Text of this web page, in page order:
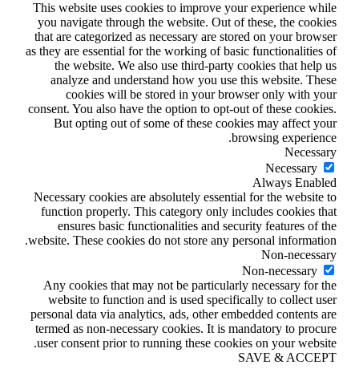
This website uses cookies to improve your experience while
you navigate through the website. Out of these, the cookies
that are categorized as necessary are stored on your browser
as they are essential for the working of basic functionalities of
the website. We also use third-party cookies that help us
analyze and understand how you use this website. These
cookies will be stored in your browser only with your
consent. You also have the option to opt-out of these cookies.
But opting out of some of these cookies may affect your
browsing experience.
Necessary
Necessary
Always Enabled
Necessary cookies are absolutely essential for the website to
function properly. This category only includes cookies that
ensures basic functionalities and security features of the
website. These cookies do not store any personal information.
Non-necessary
Non-necessary
Any cookies that may not be particularly necessary for the
website to function and is used specifically to collect user
personal data via analytics, ads, other embedded contents are
termed as non-necessary cookies. It is mandatory to procure
user consent prior to running these cookies on your website.
SAVE & ACCEPT